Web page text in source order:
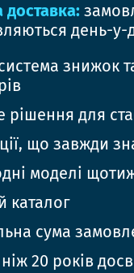
день-у-
знижок
рішення для
що завжди
моделі
каталог
сума
20 років